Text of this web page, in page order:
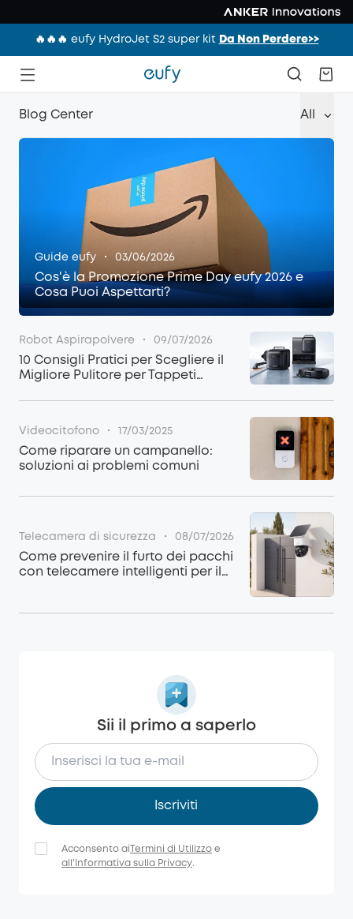
🔥🔥🔥 eufy HydroJet S2 super kit Da Non Perdere>>
Blog Center All
Guide eufy · 03/06/2026
Cos'è la Promozione Prime Day eufy 2026 e
Cosa Puoi Aspettarti?
Robot Aspirapolvere · 09/07/2026
10 Consigli Pratici per Scegliere il
Migliore Pulitore per Tappeti
Videocitofono · 17/03/2025
Come riparare un campanello:
soluzioni ai problemi comuni
Telecamera di sicurezza · 08/07/2026
Come prevenire il furto dei pacchi
con telecamere intelligenti per il
Sii il primo a saperlo
Iscriviti
Acconsento ai Termini di Utilizzo e
all'Informativa sulla Privacy.